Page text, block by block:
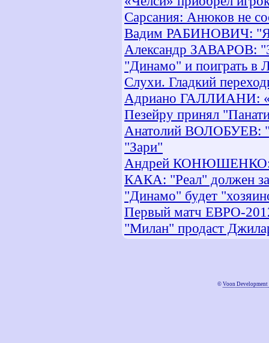
Сарсания: Анюков не
Вадим РАБИНОВИЧ: "Я
Александр ЗАВАРОВ:
"Динамо" и поиграть в
Слухи. Гладкий
Адриано ГАЛЛИАНИ:
Пезейру принял
Анатолий ВОЛОБУЕВ:
"Зари"
Андрей КОНЮШЕНКО:
КАКА: "Реал" должен
"Динамо" будет
Первый матч ЕВРО-
"Милан" продаст
© Voon Development